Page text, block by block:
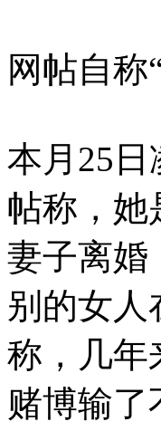
网帖自称
本月25日
帖称，她
妻子离婚
别的女人
称，几年
赌博输了